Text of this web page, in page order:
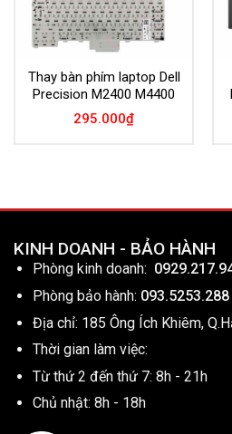
Thay bàn phím laptop Dell
Precision M2400 M4400
295.000₫
KINH DOANH - BẢO HÀNH
Phòng kinh doanh:
Phòng bảo hành: 093.5253.288
Địa chỉ: 185 Ông Ích Khiêm,
Thời gian làm việc:
Từ thứ 2 đến thứ 7: 8h - 21h
Chủ nhật: 8h - 18h